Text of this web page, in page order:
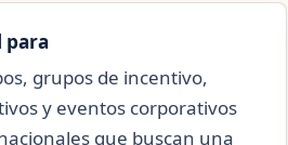
para
grupos de incentivo,
y eventos corporativos
que buscan una